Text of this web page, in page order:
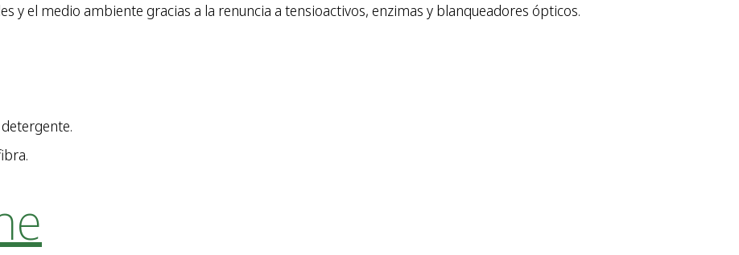
y el medio ambiente gracias a la renuncia a tensioactivos, enzimas y blanqueadores ópticos.